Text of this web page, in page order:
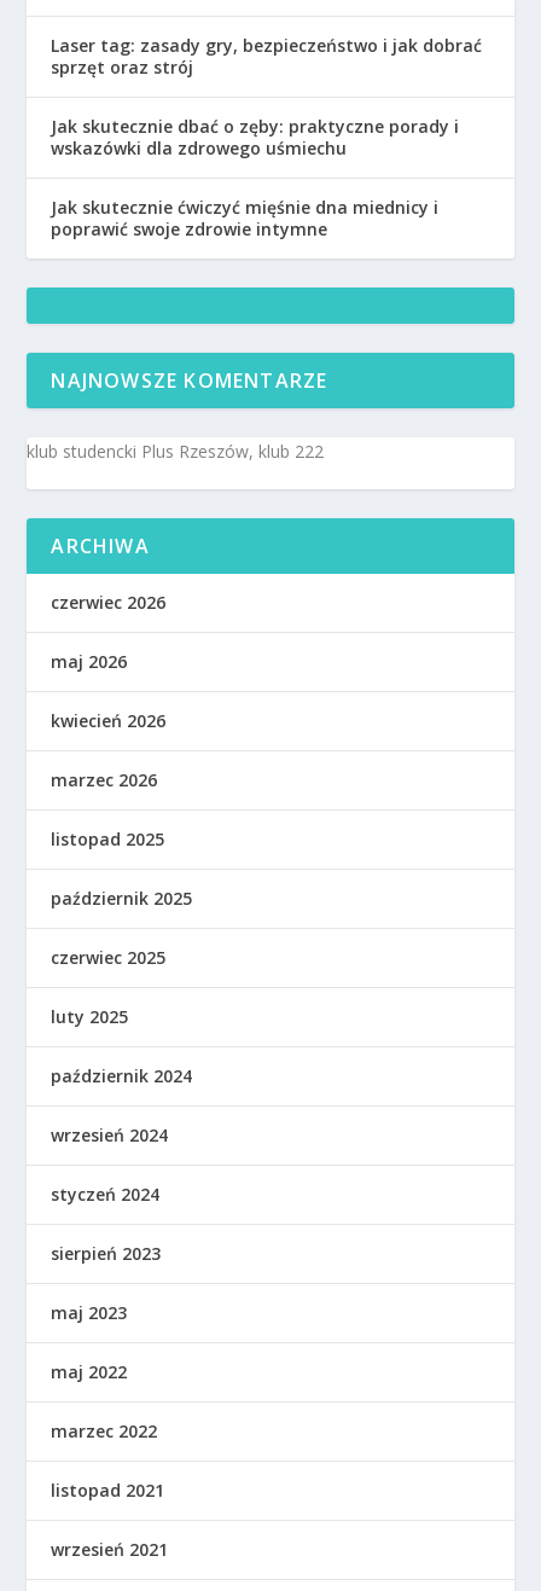
Laser tag: zasady gry, bezpieczeństwo i jak dobrać
sprzęt oraz strój
Jak skutecznie dbać o zęby: praktyczne porady i
wskazówki dla zdrowego uśmiechu
Jak skutecznie ćwiczyć mięśnie dna miednicy i
poprawić swoje zdrowie intymne
NAJNOWSZE KOMENTARZE
klub studencki Plus Rzeszów, klub 222
ARCHIWA
czerwiec 2026
maj 2026
kwiecień 2026
marzec 2026
listopad 2025
październik 2025
czerwiec 2025
luty 2025
październik 2024
wrzesień 2024
styczeń 2024
sierpień 2023
maj 2023
maj 2022
marzec 2022
listopad 2021
wrzesień 2021